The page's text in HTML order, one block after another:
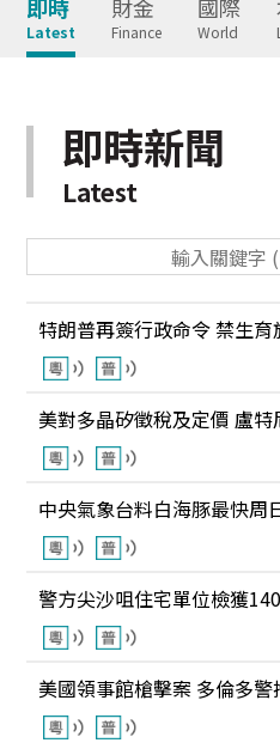
即時
Latest
財金
Finance
國際
World
即時新聞
Latest
特朗普再簽行政命令 禁生
美對多晶矽徵稅及定價 盧
中央氣象台料白海豚最快周
警方尖沙咀住宅單位檢獲
美國領事館槍擊案 多倫多